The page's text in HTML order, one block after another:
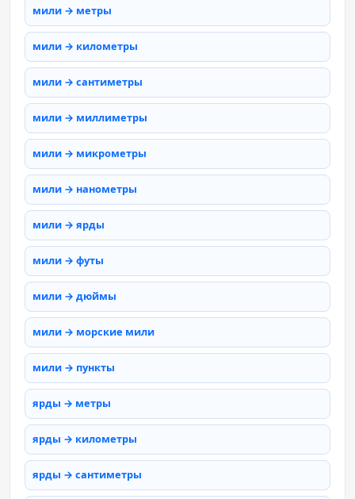
мили → метры
мили → километры
мили → сантиметры
мили → миллиметры
мили → микрометры
мили → нанометры
мили → ярды
мили → футы
мили → дюймы
мили → морские мили
мили → пункты
ярды → метры
ярды → километры
ярды → сантиметры